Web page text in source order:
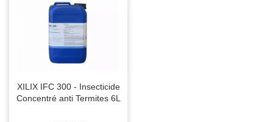
XILIX IFC 300 - Insecticide
Concentré anti Termites 6L